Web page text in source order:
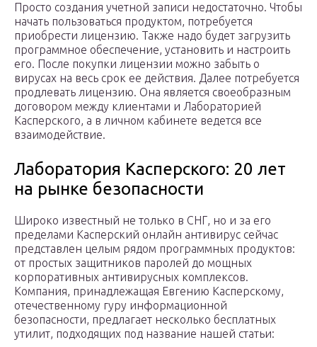
Просто создания учетной записи недостаточно. Чтобы
начать пользоваться продуктом, потребуется
приобрести лицензию. Также надо будет загрузить
программное обеспечение, установить и настроить
его. После покупки лицензии можно забыть о
вирусах на весь срок ее действия. Далее потребуется
продлевать лицензию. Она является своеобразным
договором между клиентами и Лабораторией
Касперского, а в личном кабинете ведется все
взаимодействие.
Лаборатория Касперского: 20 лет
на рынке безопасности
Широко известный не только в СНГ, но и за его
пределами Касперский онлайн антивирус сейчас
представлен целым рядом программных продуктов:
от простых защитников паролей до мощных
корпоративных антивирусных комплексов.
Компания, принадлежащая Евгению Касперскому,
отечественному гуру информационной
безопасности, предлагает несколько бесплатных
утилит, подходящих под название нашей статьи: